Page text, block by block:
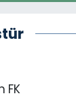
FK